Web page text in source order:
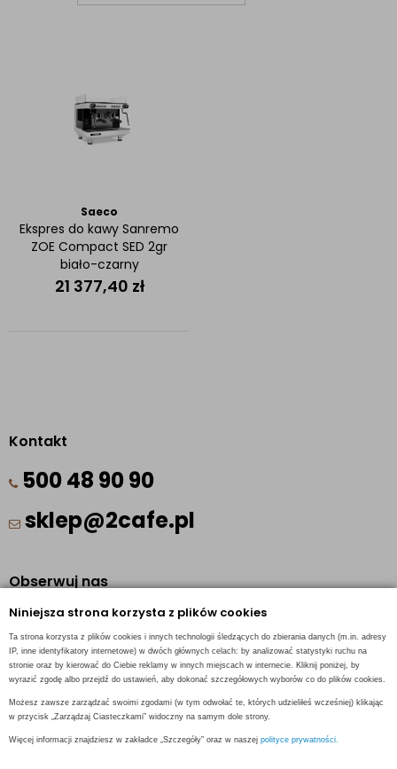
Niniejsza strona korzysta z plików cookies
Ta strona korzysta z plików cookies i innych technologii śledzących do zbierania danych (m.in. adresy
IP, inne identyfikatory internetowe) w dwóch głównych celach: by analizować statystyki ruchu na
stronie oraz by kierować do Ciebie reklamy w innych miejscach w internecie. Kliknij poniżej, by
wyrazić zgodę albo przejdź do ustawień, aby dokonać szczegółowych wyborów co do plików cookies.
Możesz zawsze zarządzać swoimi zgodami (w tym odwołać te, których udzieliłeś wcześniej) klikając
w przycisk „Zarządzaj Ciasteczkami” widoczny na samym dole strony.
Więcej informacji znajdziesz w zakładce „Szczegóły” oraz w naszej polityce prywatności.
Saeco
Ekspres do kawy Sanremo
ZOE Compact SED 2gr
biało-czarny
21 377,40 zł
Kontakt
500 48 90 90
sklep@2cafe.pl
Obserwuj nas
Facebook
Pinterest
Instagram